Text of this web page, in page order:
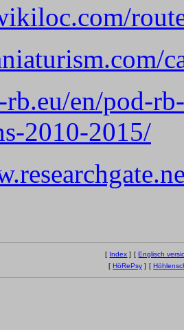
en/pod-
2010-2015/
[ Index ] [Englisch
[ HöRePsy ] [